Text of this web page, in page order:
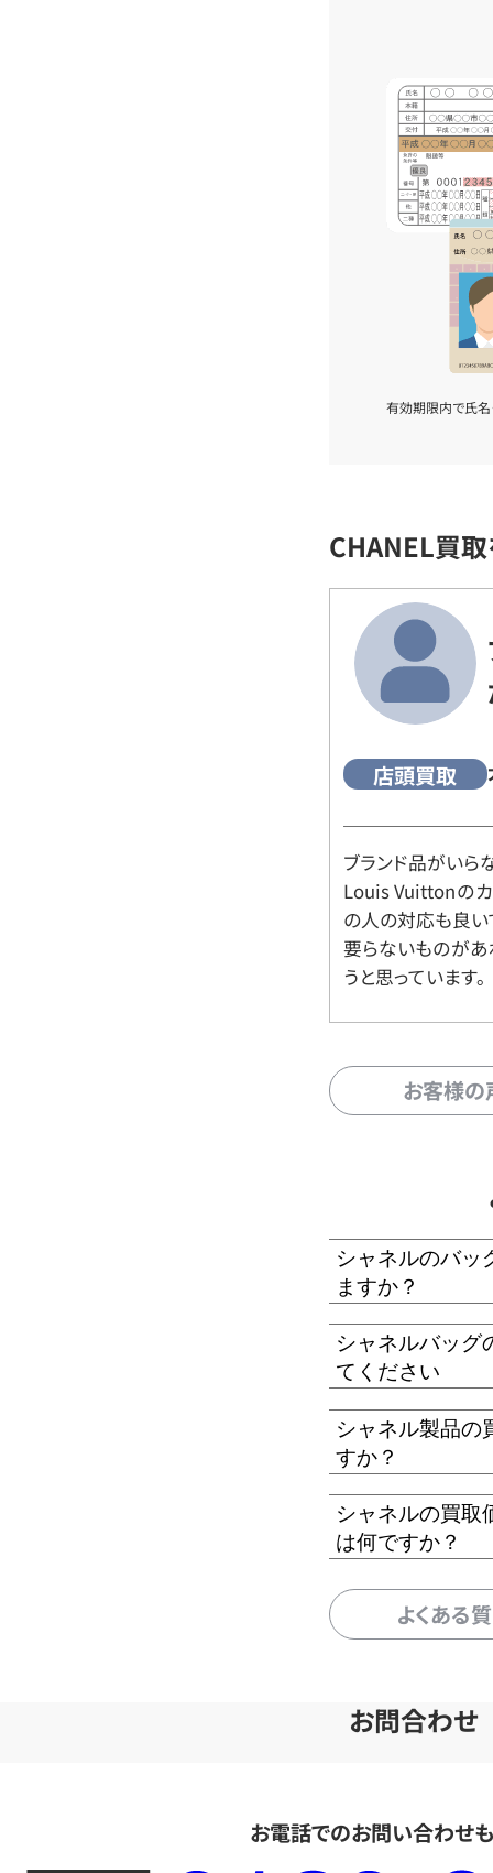
有効期限内で氏名
CHANEL買
店頭買取
ブランド品がいら
Louis Vuittonの
の人の対応も良い
要らないものがあ
うと思っています。
お客様
シャネルのバッ
ますか？
シャネルバッグ
てください
シャネル製品の
すか？
シャネルの買取
は何ですか？
よくある
お問合わせ
お電話でのお問い合わせ